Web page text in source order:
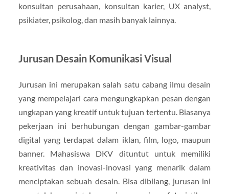
konsultan perusahaan, konsultan karier, UX analyst,
psikiater, psikolog, dan masih banyak lainnya.
Jurusan Desain Komunikasi Visual
Jurusan ini merupakan salah satu cabang ilmu desain
yang mempelajari cara mengungkapkan pesan dengan
ungkapan yang kreatif untuk tujuan tertentu. Biasanya
pekerjaan ini berhubungan dengan gambar-gambar
digital yang terdapat dalam iklan, film, logo, maupun
banner. Mahasiswa DKV dituntut untuk memiliki
kreativitas dan inovasi-inovasi yang menarik dalam
menciptakan sebuah desain. Bisa dibilang, jurusan ini